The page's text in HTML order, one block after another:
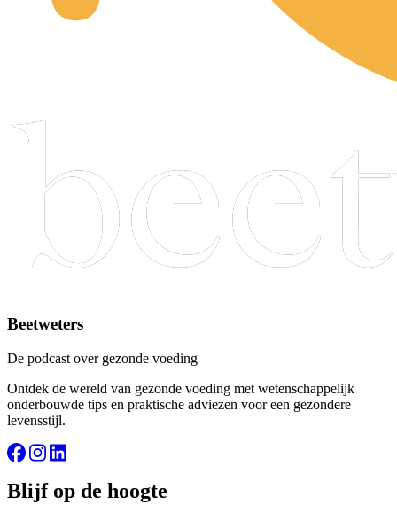
Beetweters
De podcast over gezonde voeding
Ontdek de wereld van gezonde voeding met wetenschappelijk
onderbouwde tips en praktische adviezen voor een gezondere
levensstijl.
Blijf op de hoogte